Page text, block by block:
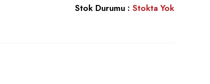
Stok Durumu : Stokta Yok